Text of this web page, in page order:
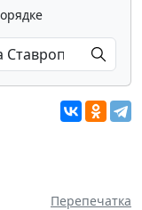
Перепечатка